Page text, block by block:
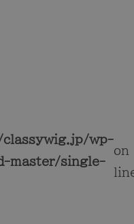
classywig.jp/wp-
master/single-
on